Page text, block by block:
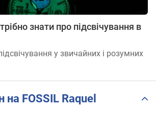
знати про підсвічування в
у звичайних і розумних
на FOSSIL Raquel